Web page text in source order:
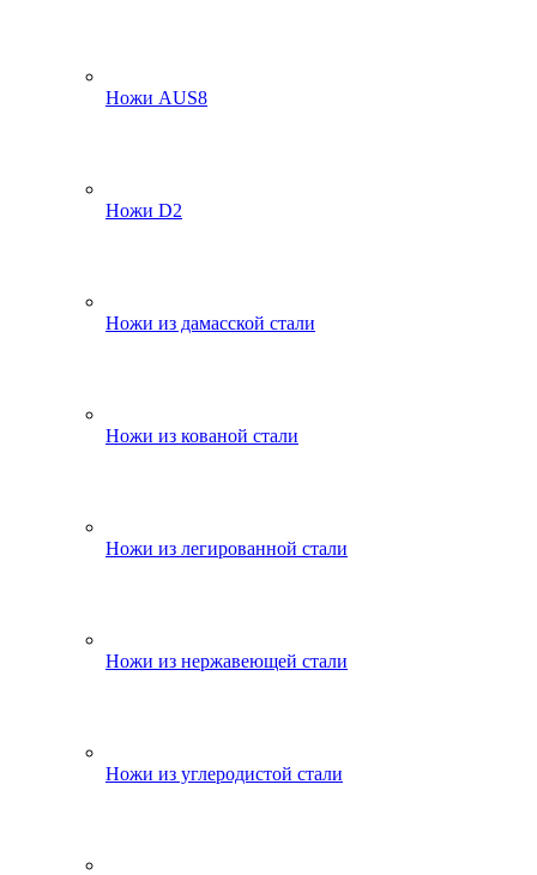
Ножи AUS8
Ножи D2
Ножи из дамасской стали
Ножи из кованой стали
Ножи из легированной стали
Ножи из нержавеющей стали
Ножи из углеродистой стали